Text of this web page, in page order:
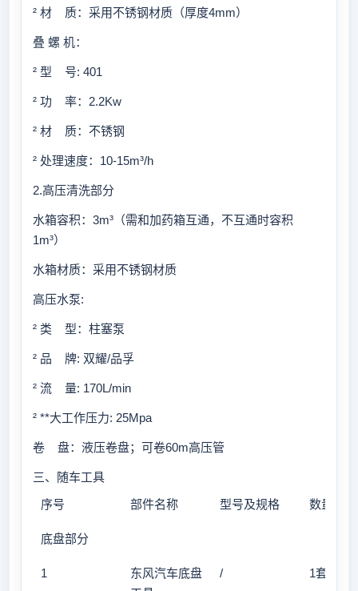
² 材 质：采用不锈钢材质（厚度4mm）
叠 螺 机：
² 型 号: 401
² 功 率：2.2Kw
² 材 质：不锈钢
² 处理速度：10-15m³/h
2.高压清洗部分
水箱容积：3m³（需和加药箱互通，不互通时容积
1m³）
水箱材质：采用不锈钢材质
高压水泵:
² 类 型：柱塞泵
² 品 牌: 双耀/品孚
² 流 量: 170L/min
² **大工作压力: 25Mpa
卷 盘：液压卷盘；可卷60m高压管
三、随车工具
序号
部件名称 型号及规格 数量
底盘部分
1
东风汽车底盘
/ 1套